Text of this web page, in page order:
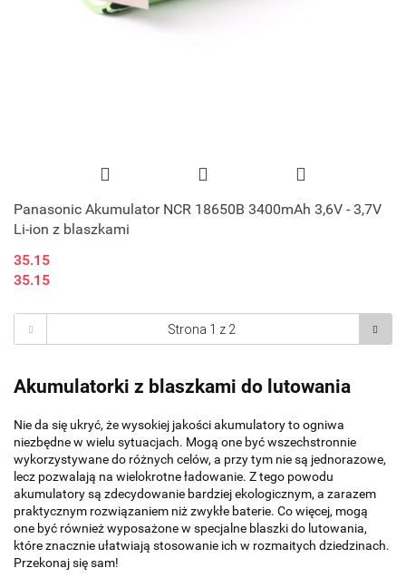
Panasonic Akumulator NCR 18650B 3400mAh 3,6V - 3,7V
Li-ion z blaszkami
35.15
35.15
Akumulatorki z blaszkami do lutowania
Nie da się ukryć, że wysokiej jakości akumulatory to ogniwa
niezbędne w wielu sytuacjach. Mogą one być wszechstronnie
wykorzystywane do różnych celów, a przy tym nie są jednorazowe,
lecz pozwalają na wielokrotne ładowanie. Z tego powodu
akumulatory są zdecydowanie bardziej ekologicznym, a zarazem
praktycznym rozwiązaniem niż zwykłe baterie. Co więcej, mogą
one być również wyposażone w specjalne blaszki do lutowania,
które znacznie ułatwiają stosowanie ich w rozmaitych dziedzinach.
Przekonaj się sam!